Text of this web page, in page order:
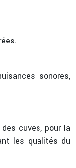
sonores,
cuves, pour la
les qualités du